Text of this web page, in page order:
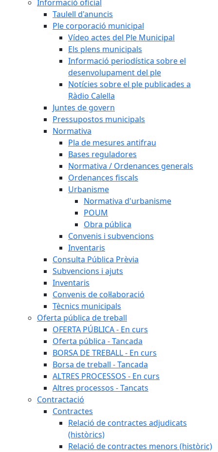
Informació oficial
Taulell d'anuncis
Ple corporació municipal
Vídeo actes del Ple Municipal
Els plens municipals
Informació periodística sobre el
desenvolupament del ple
Notícies sobre el ple publicades a
Ràdio Calella
Juntes de govern
Pressupostos municipals
Normativa
Pla de mesures antifrau
Bases reguladores
Normativa / Ordenances generals
Ordenances fiscals
Urbanisme
Normativa d'urbanisme
POUM
Obra pública
Convenis i subvencions
Inventaris
Consulta Pública Prèvia
Subvencions i ajuts
Inventaris
Convenis de col·laboració
Tècnics municipals
Oferta pública de treball
OFERTA PÚBLICA - En curs
Oferta pública - Tancada
BORSA DE TREBALL - En curs
Borsa de treball - Tancada
ALTRES PROCESSOS - En curs
Altres processos - Tancats
Contractació
Contractes
Relació de contractes adjudicats
(històrics)
Relació de contractes menors (històric)